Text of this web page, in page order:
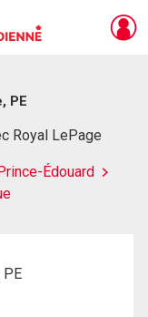
PE
Royal LePage
Édouard